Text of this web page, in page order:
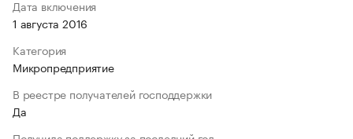
Дата включения
1 августа 2016
Категория
Микропредприятие
В реестре получателей господдержки
Да